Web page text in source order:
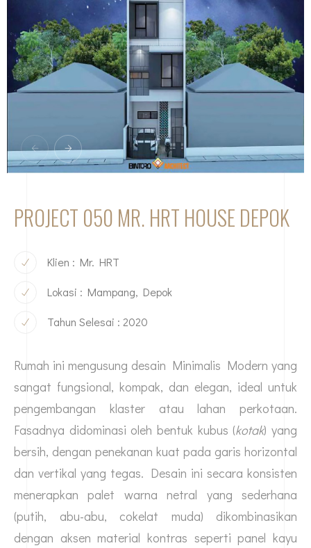
PROJECT 050 MR. HRT HOUSE DEPOK
Klien : Mr. HRT
Lokasi : Mampang, Depok
Tahun Selesai : 2020
Rumah ini mengusung desain Minimalis Modern yang
sangat fungsional, kompak, dan elegan, ideal untuk
pengembangan klaster atau lahan perkotaan.
Fasadnya didominasi oleh bentuk kubus (kotak) yang
bersih, dengan penekanan kuat pada garis horizontal
dan vertikal yang tegas. Desain ini secara konsisten
menerapkan palet warna netral yang sederhana
(putih, abu-abu, cokelat muda) dikombinasikan
dengan aksen material kontras seperti panel kayu